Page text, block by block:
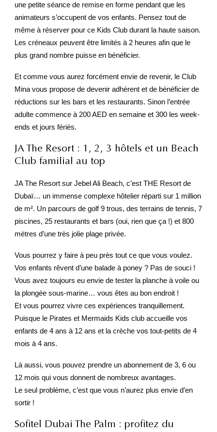
une petite séance de remise en forme pendant que les
animateurs s’occupent de vos enfants. Pensez tout de
même à réserver pour ce Kids Club durant la haute saison.
Les créneaux peuvent être limités à 2 heures afin que le
plus grand nombre puisse en bénéficier.
Et comme vous aurez forcément envie de revenir, le Club
Mina vous propose de devenir adhérent et de bénéficier de
réductions sur les bars et les restaurants. Sinon l’entrée
adulte commence à 200 AED en semaine et 300 les week-
ends et jours fériés.
JA The Resort : 1, 2, 3 hôtels et un Beach
Club familial au top
JA The Resort sur Jebel Ali Beach, c’est THE Resort de
Dubaï… un immense complexe hôtelier réparti sur 1 million
de m². Un parcours de golf 9 trous, des terrains de tennis, 7
piscines, 25 restaurants et bars (oui, rien que ça !) et 800
mètres d’une très jolie plage privée.
Vous pourrez y faire à peu près tout ce que vous voulez.
Vos enfants rêvent d’une balade à poney ? Pas de souci !
Vous avez toujours eu envie de tester la planche à voile ou
la plongée sous-marine… vous êtes au bon endroit !
Et vous pourrez vivre ces expériences tranquillement.
Puisque le Pirates et Mermaids Kids club accueille vos
enfants de 4 ans à 12 ans et la crèche vos tout-petits de 4
mois à 4 ans.
Là aussi, vous pouvez prendre un abonnement de 3, 6 ou
12 mois qui vous donnent de nombreux avantages.
Le seul problème, c’est que vous n’aurez plus envie d’en
sortir !
Sofitel Dubai The Palm : profitez du